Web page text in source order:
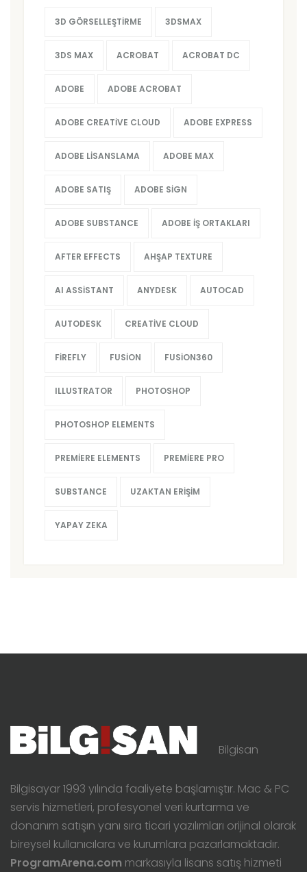
3D GÖRSELLEŞTIRME 3DSMAX
3DS MAX ACROBAT ACROBAT DC
ADOBE ADOBE ACROBAT
ADOBE CREATIVE CLOUD ADOBE EXPRESS
ADOBE LISANSLAMA ADOBE MAX
ADOBE SATIŞ ADOBE SIGN
ADOBE SUBSTANCE ADOBE İŞ ORTAKLARI
AFTER EFFECTS AHŞAP TEXTURE
AI ASSISTANT ANYDESK AUTOCAD
AUTODESK CREATIVE CLOUD
FIREFLY FUSION FUSION360
ILLUSTRATOR PHOTOSHOP
PHOTOSHOP ELEMENTS
PREMIERE ELEMENTS PREMIERE PRO
SUBSTANCE UZAKTAN ERIŞIM
YAPAY ZEKA
Bilgisan
Bilgisayar 1993 yılında faaliyete başlamıştır. Mac & PC
servis hizmetleri, profesyonel veri kurtarma ve
donanım satışın yanı sıra ticari yazılımları orijinal olarak
bireysel kullanıcılara ve kurumlara pazarlamaktadır.
ProgramArena.com markasıyla lisans satış hizmeti